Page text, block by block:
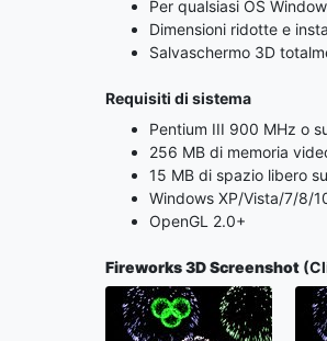
Per qualsiasi OS
Dimensioni ridotte e
Salvaschermo 3D
Requisiti di sistema
Pentium III 900 MHz o
256 MB di memoria
15 MB di spazio libero
Windows XP/Vista/7/8/
OpenGL 2.0+
Fireworks 3D Screenshot